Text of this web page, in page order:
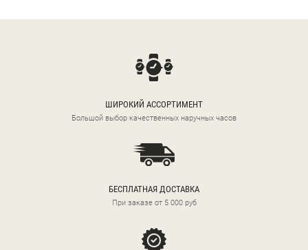
ШИРОКИЙ АССОРТИМЕНТ
Большой выбор качественных наручных часов
БЕСПЛАТНАЯ ДОСТАВКА
При заказе от 5 000 руб